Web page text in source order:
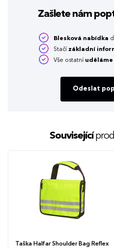
Zašlete nám
Blesková nabídka
Stačí základní
Vše ostatní uděláme
Odeslat
Související
Taška Halfar Shoulder Bag Reflex